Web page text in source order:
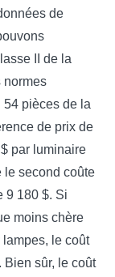
de
II de la
normes
54 pièces de la
de prix ​​​​de
par luminaire
le second coûte
9 180 $. Si
moins chère
lampes, le coût
Bien sûr, le coût